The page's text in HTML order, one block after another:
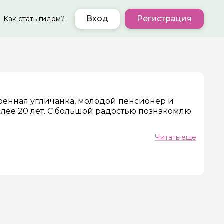
Как стать гидом? Вход Регистрация
угличанка, молодой пенсионер и
20 лет. С большой радостью познакомлю
Читать еще
телефона